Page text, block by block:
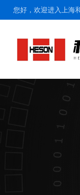
您好，欢迎进入上海